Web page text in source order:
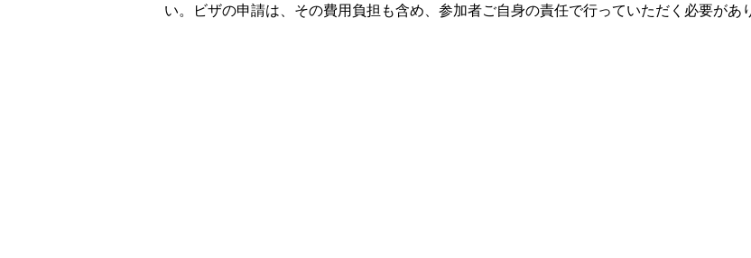
い。ビザの申請は、その費用負担も含め、参加者ご自身の責任で行っていただく必要があ